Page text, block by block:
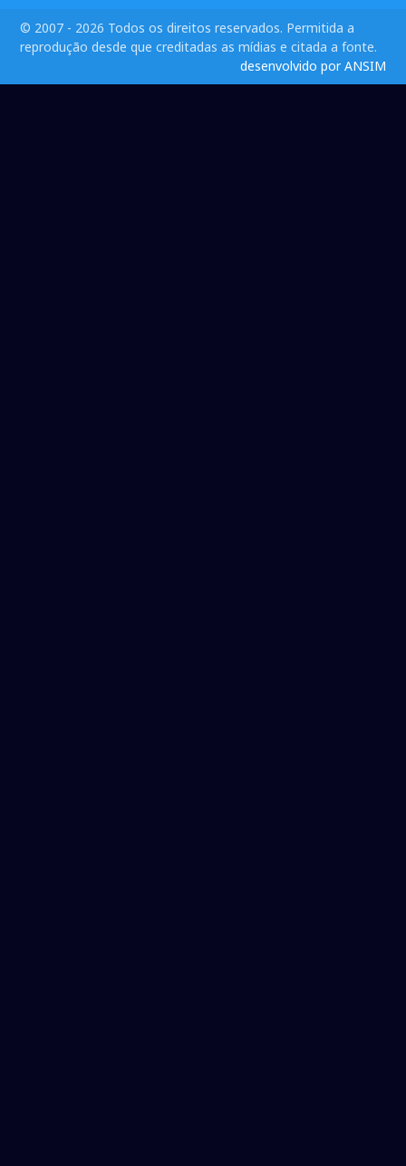
© 2007 - 2026 Todos os direitos reservados. Permitida a
reprodução desde que creditadas as mídias e citada a fonte.
desenvolvido por ANSIM